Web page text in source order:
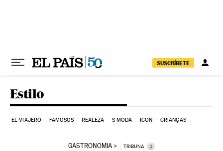
SUSCRÍBETE
Estilo
EL VIAJERO FAMOSOS REALEZA S MODA ICON CRIANÇAS
GASTRONOMIA TRIBUNA i